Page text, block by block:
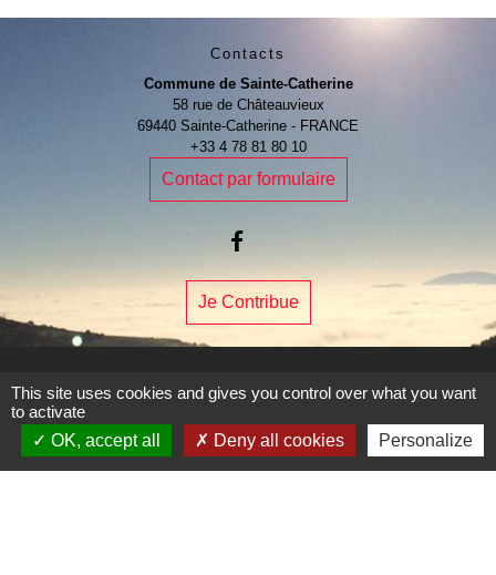
Contacts
Commune de Sainte-Catherine
58 rue de Châteauvieux
69440 Sainte-Catherine - FRANCE
+33 4 78 81 80 10
Contact par formulaire
Je Contribue
Liens
This site uses cookies and gives you control over what you want
to activate
OK, accept all
Deny all cookies Personalize